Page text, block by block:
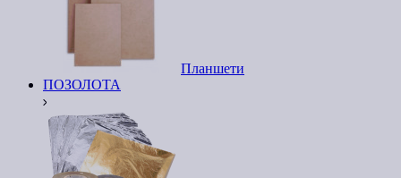
Планшети
ПОЗОЛОТА